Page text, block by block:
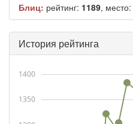
Блиц: рейтинг: 1189, место:
История рейтинга
1350
1400